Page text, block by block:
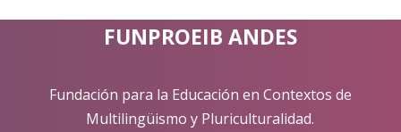
FUNPROEIB ANDES
Fundación para la Educación en Contextos de
Multilingüismo y Pluriculturalidad.